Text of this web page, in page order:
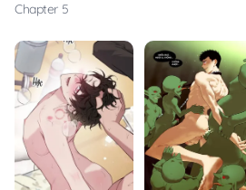
Chapter 5